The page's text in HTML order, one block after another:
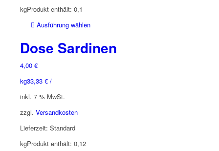
Produkt enthält: 0,1
kg
Ausführung wählen
weist
mehrere
Dose Sardinen
4,00 €
33,33 €/
kg
inkl. 7 % MwSt.
zzgl. Versandkosten
Lieferzeit: Standard
Produkt enthält: 0,12
kg